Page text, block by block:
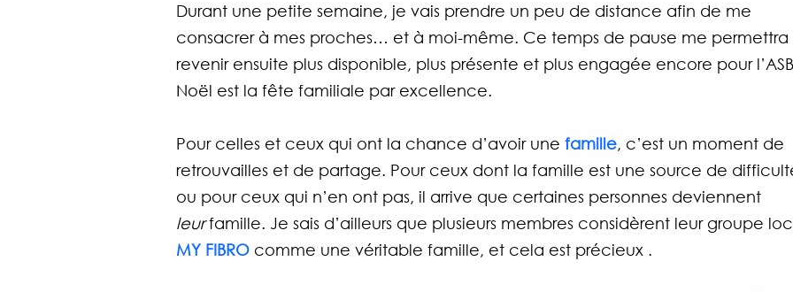
Durant une petite semaine, je vais prendre un peu de distance afin de me
consacrer à mes proches… et à moi-même. Ce temps de pause me
revenir ensuite plus disponible, plus présente et plus engagée encore pour
Noël est la fête familiale par excellence.
Pour celles et ceux qui ont la chance d’avoir une famille, c’est un moment de
retrouvailles et de partage. Pour ceux dont la famille est une source de
ou pour ceux qui n’en ont pas, il arrive que certaines personnes deviennent
leur famille. Je sais d’ailleurs que plusieurs membres considèrent leur groupe
MY FIBRO comme une véritable famille, et cela est précieux .